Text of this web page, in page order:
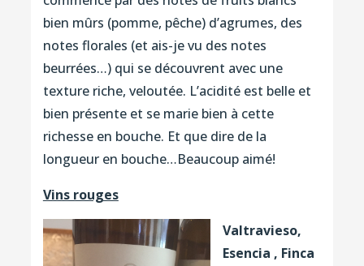
bien mûrs (pomme, pêche) d’agrumes, des
notes florales (et ais-je vu des notes
beurrées…) qui se découvrent avec une
texture riche, veloutée. L’acidité est belle et
bien présente et se marie bien à cette
richesse en bouche. Et que dire de la
longueur en bouche…Beaucoup aimé!
Vins rouges
Valtravieso,
Esencia , Finca